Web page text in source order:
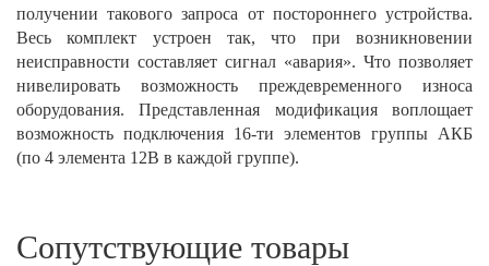
получении такового запроса от постороннего устройства.
Весь комплект устроен так, что при возникновении
неисправности составляет сигнал «авария». Что позволяет
нивелировать возможность преждевременного износа
оборудования. Представленная модификация воплощает
возможность подключения 16-ти элементов группы АКБ
(по 4 элемента 12В в каждой группе).
Сопутствующие товары